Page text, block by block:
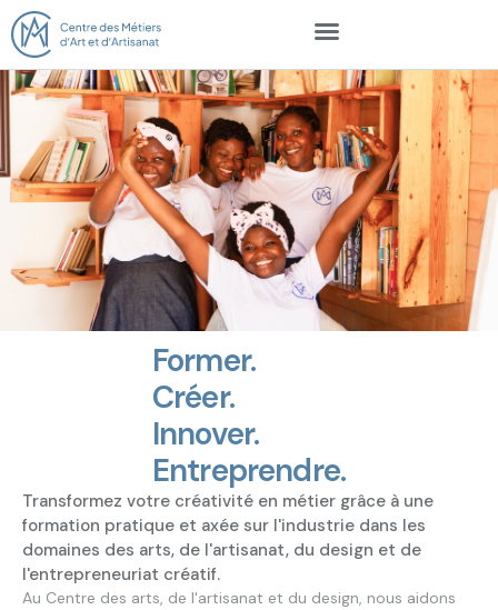
Former.
Créer.
Innover.
Entreprendre.
Transformez votre créativité en métier grâce à une
formation pratique et axée sur l'industrie dans les
domaines des arts, de l'artisanat, du design et de
l'entrepreneuriat créatif.
Au Centre des arts, de l'artisanat et du design, nous aidons